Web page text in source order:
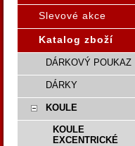
Slevové akce
Katalog zboží
DÁRKOVÝ POUKAZ
DÁRKY
KOULE
KOULE
EXCENTRICKÉ